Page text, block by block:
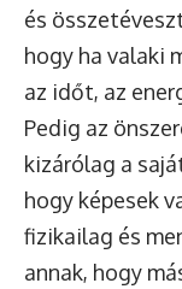
és
hogy ha valaki
az időt, az
Pedig az
kizárólag a
hogy képesek
fizikailag és
annak, hogy